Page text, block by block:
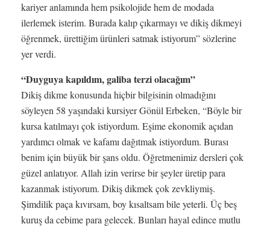
kariyer anlamında hem psikolojide hem de modada
ilerlemek isterim. Burada kalıp çıkarmayı ve dikiş dikmeyi
öğrenmek, ürettiğim ürünleri satmak istiyorum” sözlerine
yer verdi.
“Duyguya kapıldım, galiba terzi olacağım”
Dikiş dikme konusunda hiçbir bilgisinin olmadığını
söyleyen 58 yaşındaki kursiyer Gönül Erbeken, “Böyle bir
kursa katılmayı çok istiyordum. Eşime ekonomik açıdan
yardımcı olmak ve kafamı dağıtmak istiyordum. Burası
benim için büyük bir şans oldu. Öğretmenimiz dersleri çok
güzel anlatıyor. Allah izin verirse bir şeyler üretip para
kazanmak istiyorum. Dikiş dikmek çok zevkliymiş.
Şimdilik paça kıvırsam, boy kısaltsam bile yeterli. Üç beş
kuruş da cebime para gelecek. Bunları hayal edince mutlu